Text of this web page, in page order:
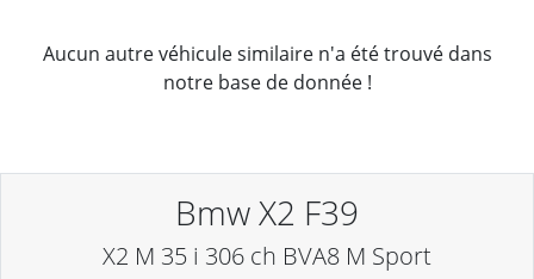
Aucun autre véhicule similaire n'a été trouvé dans
notre base de donnée !
Bmw X2 F39
X2 M 35 i 306 ch BVA8 M Sport